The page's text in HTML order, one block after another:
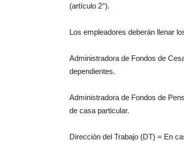
(artículo 2°).
Los empleadores deberán llenar
Administradora de Fondos de
dependientes.
Administradora de Fondos de
de casa particular.
Dirección del Trabajo (DT) = En